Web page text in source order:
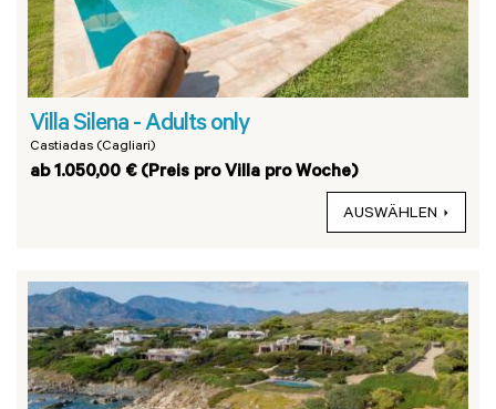
Villa Silena - Adults only
Castiadas (Cagliari)
ab 1.050,00 € (Preis pro Villa pro Woche)
AUSWÄHLEN